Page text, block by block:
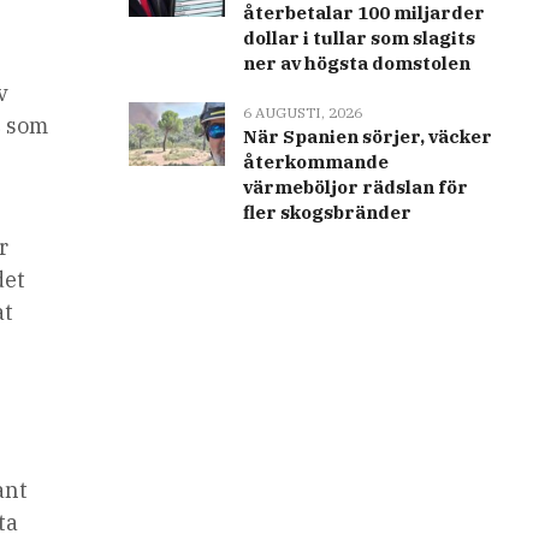
återbetalar 100 miljarder
dollar i tullar som slagits
ner av högsta domstolen
6 AUGUSTI, 2026
När Spanien sörjer, väcker
återkommande
värmeböljor rädslan för
fler skogsbränder